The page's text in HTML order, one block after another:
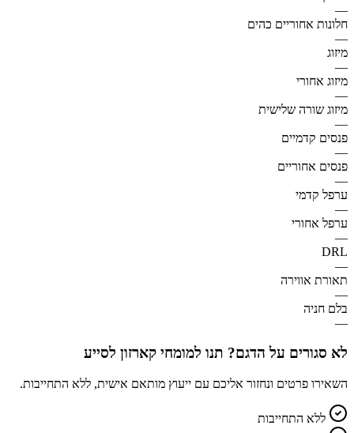
—
חלונות אחוריים כהים
—
מיזוג
—
מיזוג אחורי
—
מיזוג שורה שלישית
—
פנסים קדמיים
—
פנסים אחוריים
—
ערפל קדמי
—
ערפל אחורי
—
DRL
—
תאורת אווירה
—
בלם חניה
—
לא סגורים על הדגם? תנו למומחי קארזון לסייע
השאירו פרטים ונחזור אליכם עם ייעוץ מותאם אישית, ללא התחייבות.
ללא התחייבות